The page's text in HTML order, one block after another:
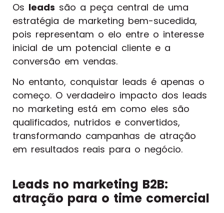
Os leads são a peça central de uma
estratégia de marketing bem-sucedida,
pois representam o elo entre o interesse
inicial de um potencial cliente e a
conversão em vendas.
No entanto, conquistar leads é apenas o
começo. O verdadeiro impacto dos leads
no marketing está em como eles são
qualificados, nutridos e convertidos,
transformando campanhas de atração
em resultados reais para o negócio.
Leads no marketing B2B:
atração para o time comercial